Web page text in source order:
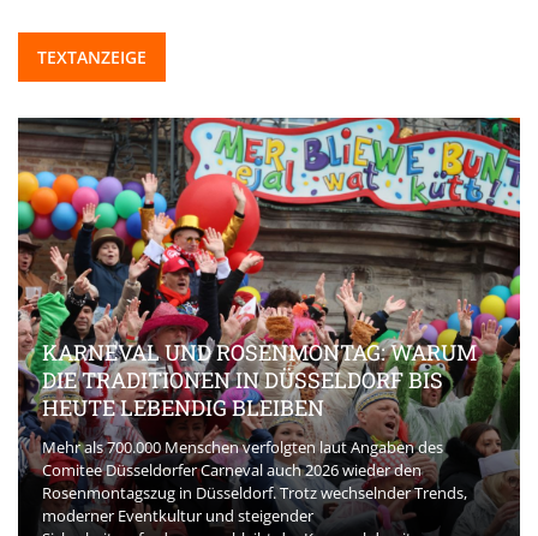
TEXTANZEIGE
KARNEVAL UND ROSENMONTAG: WARUM
DIE TRADITIONEN IN DÜSSELDORF BIS
HEUTE LEBENDIG BLEIBEN
Mehr als 700.000 Menschen verfolgten laut Angaben des
Comitee Düsseldorfer Carneval auch 2026 wieder den
Rosenmontagszug in Düsseldorf. Trotz wechselnder Trends,
moderner Eventkultur und steigender